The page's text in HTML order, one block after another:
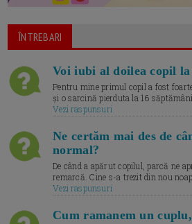
ÎNTREBARI
Voi iubi al doilea copil
Pentru mine primul copil a fost
și o sarcină pierduta la 16
Vezi raspunsuri
Ne certăm mai des de
normal?
De când a apărut copilul, parcă ne
remarcă. Cine s-a trezit din nou
Vezi raspunsuri
Cum ramanem un